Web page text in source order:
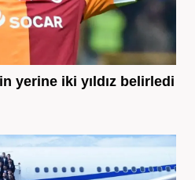
yerine iki yıldız belirledi